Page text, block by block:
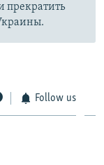
прекратить
Follow us